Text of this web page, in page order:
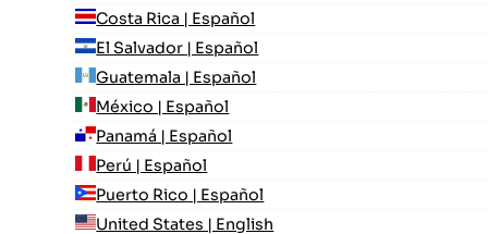
Costa Rica | Español
El Salvador | Español
Guatemala | Español
México | Español
Panamá | Español
Perú | Español
Puerto Rico | Español
United States | English